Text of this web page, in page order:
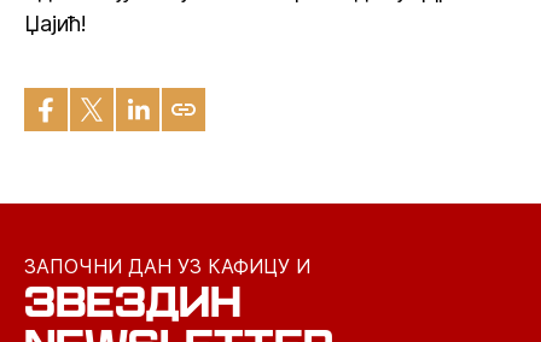
Џајић!
ЗАПОЧНИ ДАН УЗ КАФИЦУ И
ЗВЕЗДИН